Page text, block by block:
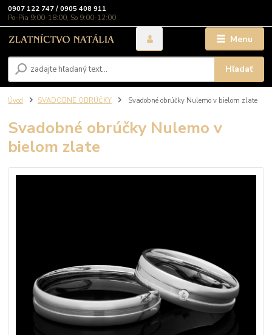
Menu
Hľadať
0907 122 747 / 0905 408 911
Po-Pia 9:00-18:00, So 9:00-12:00
Úvod SVADOBNÉ OBRÚČKY Svadobné obrúčky Nulemo v bielom zlate
Svadobné obrúčky Nulemo v
bielom zlate